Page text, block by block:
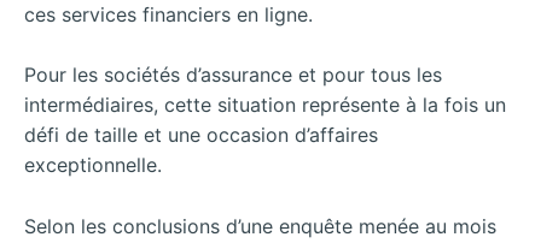
ces services financiers en ligne.
Pour les sociétés d’assurance et pour tous les
intermédiaires, cette situation représente à la fois un
défi de taille et une occasion d’affaires
exceptionnelle.
Selon les conclusions d’une enquête menée au mois